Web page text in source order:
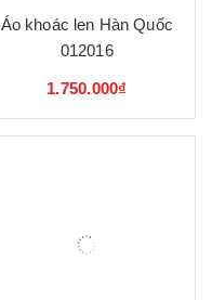
Áo khoác len Hàn Quốc
012016
1.750.000₫